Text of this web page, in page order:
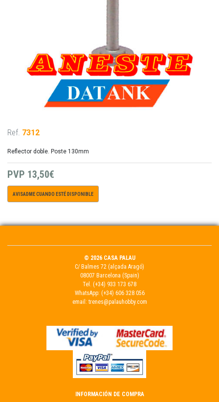
Ref. 7312
Reflector doble. Poste 130mm
PVP 13,50€
AVISADME CUANDO ESTÉ DISPONIBLE
© 2026 CASA PALAU
C/ Balmes 72 (alçada Aragó)
08007 Barcelona (Spain)
Tel. (+34) 933 173 678
WhatsApp: (+34) 606 328 056
email: trenes@palauhobby.com
INFORMACIÓN DE COMPRA